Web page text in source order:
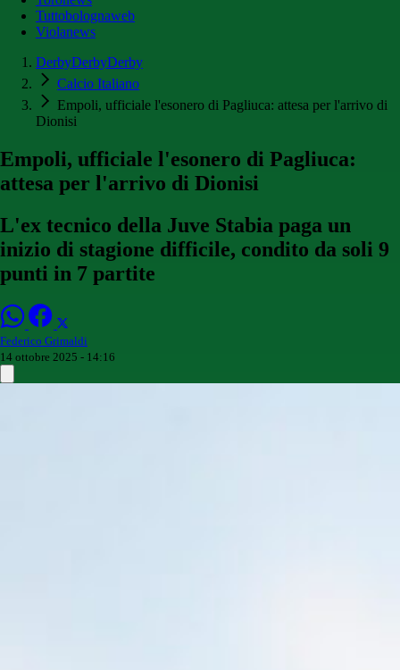
Tuttobolognaweb
Violanews
DerbyDerbyDerby
Calcio Italiano
Empoli, ufficiale l'esonero di Pagliuca: attesa per l'arrivo di
Dionisi
Empoli, ufficiale l'esonero di Pagliuca:
attesa per l'arrivo di Dionisi
L'ex tecnico della Juve Stabia paga un
inizio di stagione difficile, condito da soli 9
punti in 7 partite
Federico Grimaldi
14 ottobre 2025 - 14:16